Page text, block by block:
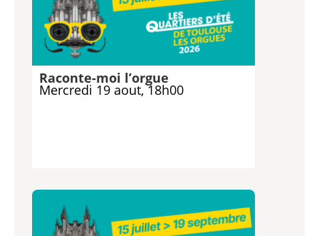
Raconte-moi l’orgue
Mercredi 19 aout, 18h00